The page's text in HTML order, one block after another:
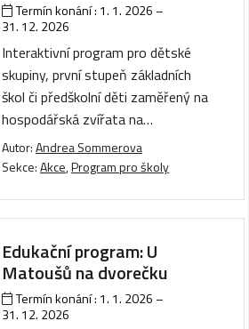
Termín konání : 1. 1. 2026 –
31. 12. 2026
Interaktivní program pro dětské
skupiny, první stupeň základních
škol či předškolní děti zaměřený na
hospodářská zvířata na…
Autor:Andrea Sommerova
Sekce:Akce,Program pro školy
Edukační program: U
Matoušů na dvorečku
Termín konání : 1. 1. 2026 –
31. 12. 2026